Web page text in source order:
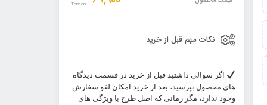
نکات مهم قبل از خرید
اگر سوالی داشتید قبل از خرید در قسمت دیدگاه
های محصول بپرسید، بعد از خرید امکان لغو سفارش
وجود ندارد، مگر زمانی که اصل طرح با ویژگی های